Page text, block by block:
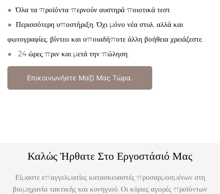
● Όλα τα προϊόντα περνούν αυστηρά ποιοτικά τεστ.
● Περισσότερη υποστήριξη: Όχι μόνο νέα στυλ, αλλά και
φωτογραφίες, βίντεο και οποιαδήποτε άλλη βοήθεια χρειάζεστε.
●
24 ώρες πριν και μετά την πώληση.
Επικοινωνήστε Μαζί Μας Τώρα.
Καλώς Ήρθατε Στο Εργοστάσιό Μας
Είμαστε επαγγελματίες κατασκευαστές προσαρμοσμένων στη
βιομηχανία τακτικής και κυνηγιού. Οι κύριες αγορές προϊόντων